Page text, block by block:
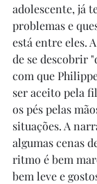
adolescente, já
problemas e
está entre eles.
de se descobrir
com que
ser aceito pela
os pés pelas
situações. A
algumas cenas
ritmo é bem
bem leve e